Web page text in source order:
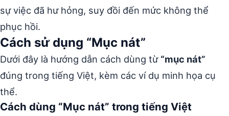
sự việc đã hư hỏng, suy đồi đến mức không thể
phục hồi.
Cách sử dụng “Mục nát”
Dưới đây là hướng dẫn cách dùng từ “mục nát”
đúng trong tiếng Việt, kèm các ví dụ minh họa cụ
thể.
Cách dùng “Mục nát” trong tiếng Việt